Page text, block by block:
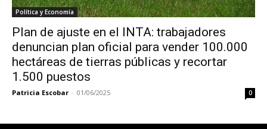
Política y Economía
Plan de ajuste en el INTA: trabajadores
denuncian plan oficial para vender 100.000
hectáreas de tierras públicas y recortar
1.500 puestos
Patricia Escobar - 01/06/2025 0